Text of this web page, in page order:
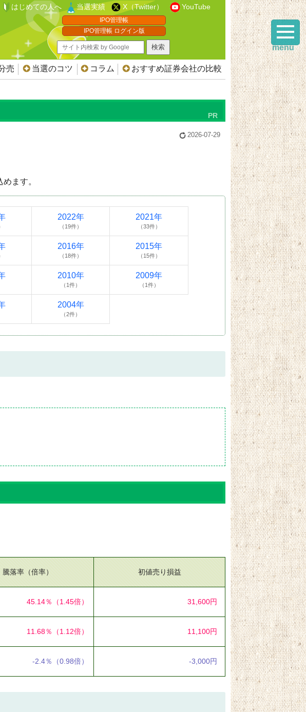
はじめての人へ 当選実績 X（Twitter） YouTube
IPO管理帳
IPO管理帳 ログイン版
売 当選のコツ コラム おすすめ証券会社の比較
2026-07-29
ます。
2022年
（19件）
2021年
（33件）
2016年
（18件）
2015年
（15件）
2010年
（1件）
2009年
（1件）
2004年
（2件）
騰落率（倍率） 初値売り損益
45.14％ （1.45倍） 31,600円
11.68％ （1.12倍） 11,100円
-2.4％ （0.98倍） -3,000円
menu